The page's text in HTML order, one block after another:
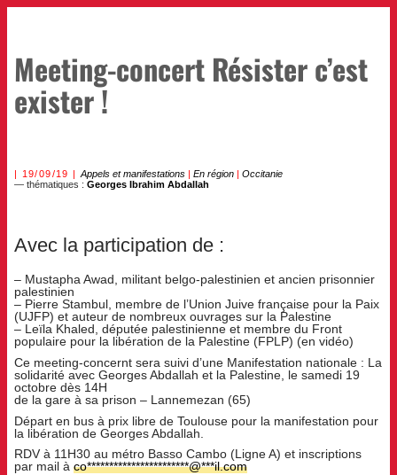
Meeting-concert Résister c’est
exister !
19/09/19 Appels et manifestations| En région| Occitanie
— thématiques : Georges Ibrahim Abdallah
Avec la participation de :
– Mustapha Awad, militant belgo-palestinien et ancien prisonnier
palestinien
– Pierre Stambul, membre de l’Union Juive française pour la Paix
(UJFP) et auteur de nombreux ouvrages sur la Palestine
– Leïla Khaled, députée palestinienne et membre du Front
populaire pour la libération de la Palestine (FPLP) (en vidéo)
Ce meeting-concernt sera suivi d’une Manifestation nationale : La
solidarité avec Georges Abdallah et la Palestine, le samedi 19
octobre dès 14H
de la gare à sa prison – Lannemezan (65)
Départ en bus à prix libre de Toulouse pour la manifestation pour
la libération de Georges Abdallah.
RDV à 11H30 au métro Basso Cambo (Ligne A) et inscriptions
par mail à co***********************@***il.com